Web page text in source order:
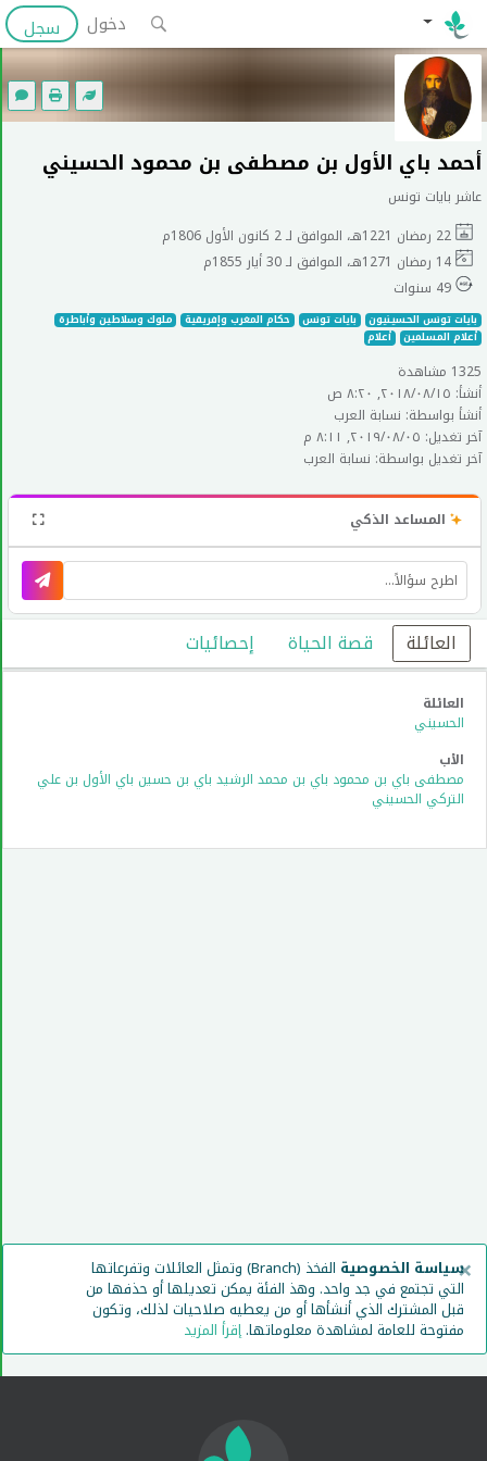
دخول سجل
أحمد باي الأول بن مصطفى بن محمود الحسيني
عاشر بايات تونس
بايات تونس الحسينيون بايات تونس حكام المغرب وإفريقية
ملوك وسلاطين وأباطرة
أعلام المسلمين
أعلام
1325 مشاهدة
أنشأ: ١٥‏/٠٨‏/٢٠١٨, ٨:٢٠ ص
أنشأ بواسطة: نسابة العرب
آخر تغديل: ٠٥‏/٠٨‏/٢٠١٩, ٨:١١ م
آخر تغديل بواسطة: نسابة العرب
المساعد الذكي
العائلة قصة الحياة إحصائيات
العائلة
الحسيني
الأب
مصطفى باي بن محمود باي بن محمد الرشيد باي بن حسين باي الأول بن علي
التركي الحسيني
سياسة الخصوصية الفخذ (Branch) وتمثل العائلات وتفرعاتها
التي تجتمع في جد واحد. وهذ الفئة يمكن تعديلها أو حذفها من
قبل المشترك الذي أنشأها أو من يعطيه صلاحيات لذلك، وتكون
مفتوحة للعامة لمشاهدة معلوماتها.إقرأ المزيد
×